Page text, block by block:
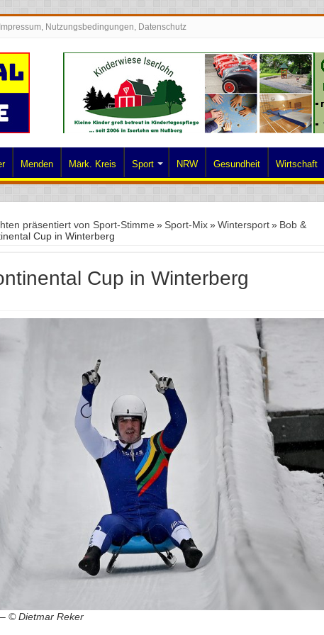
Impressum, Nutzungsbedingungen, Datenschutz
Menden Märk. Kreis Sport NRW Gesundheit Wirtschaft
präsentiert von Sport-Stimme » Sport-Mix » Wintersport » Bob &
Cup in Winterberg
Cup in Winterberg
© Dietmar Reker